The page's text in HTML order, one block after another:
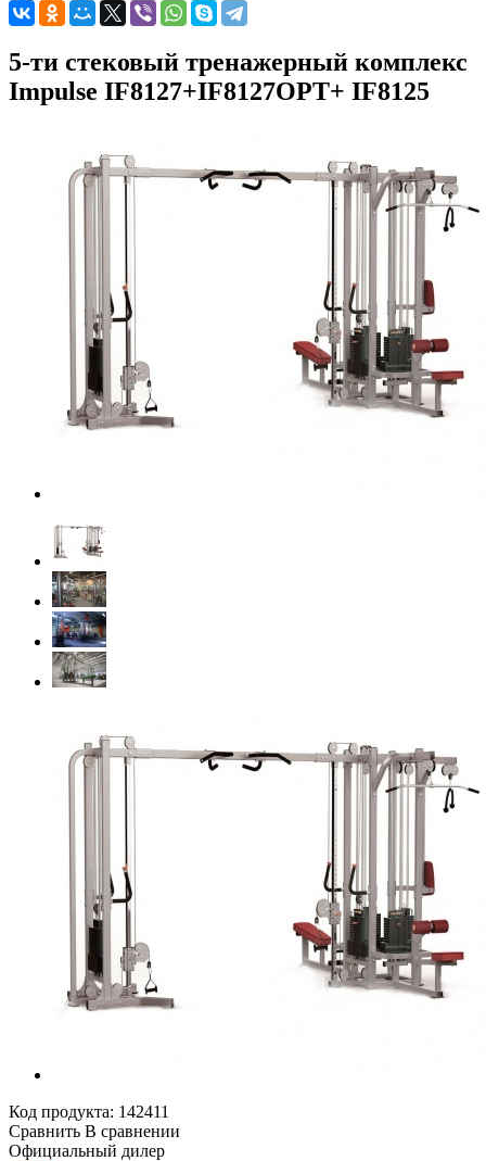
5-ти стековый тренажерный комплекс
Impulse IF8127+IF8127OPT+ IF8125
Код продукта: 142411
Сравнить В сравнении
Официальный дилер